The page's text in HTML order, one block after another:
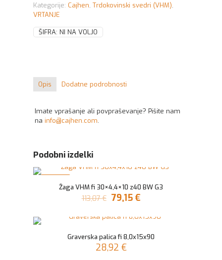
Kategorije: Cajhen, Trdokovinski svedri (VHM),
VRTANJE
ŠIFRA: NI NA VOLJO
Opis Dodatne podrobnosti
Imate vprašanje ali povpraševanje? Pišite nam
na info@cajhen.com.
Podobni izdelki
Žaga VHM fi 30×4,4×10 z40 BW G3
113,07€ Izvirna
je
113,07 €.
79,15€Trenutna
je:
Graverska palica fi 8,0x15x90
28,92 €